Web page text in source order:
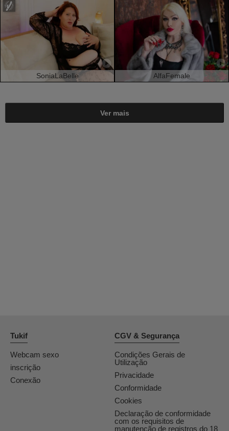
SoniaLaBelle AlfaFemale
Ver mais
Tukif
Webcam sexo
inscrição
Conexão
CGV & Segurança
Condições Gerais de
Utilização
Privacidade
Conformidade
Cookies
Declaração de conformidade
com os requisitos de
manutenção de registros do 18